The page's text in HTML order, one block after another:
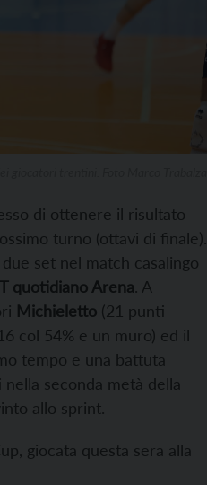
di ottenere il risultato
turno (ottavi di finale).
set nel match casalingo
quotidiano Arena. A
Michieletto (21 punti
col 54% e un muro) ed il
tempo e una battuta
seconda metà della
allo sprint.
giocata questa sera alla